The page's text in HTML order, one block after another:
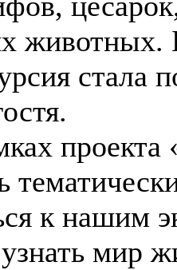
животных.
проекта
к нашим
мир